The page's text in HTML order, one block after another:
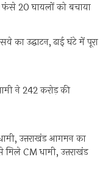
20 घायलों को बचाया
का उद्घाटन, ढाई घंटे में पूरा
ने 242 करोड़ की
उत्तराखंड आगमन का
से मिले CM धामी, उत्तराखंड